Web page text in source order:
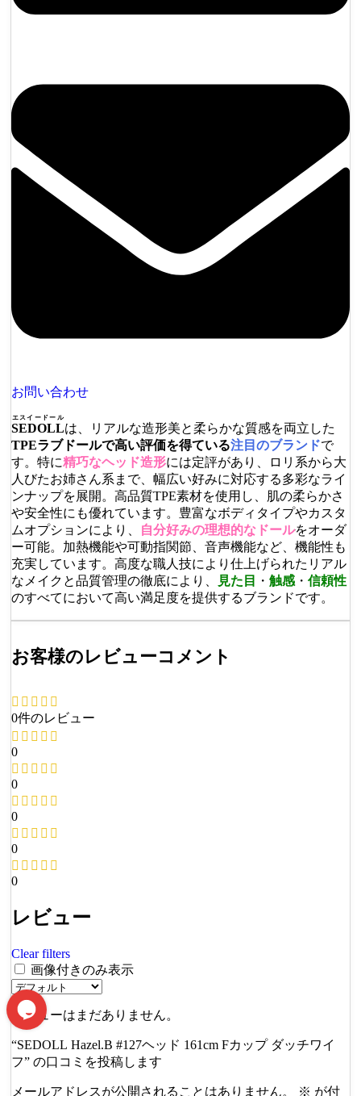
お問い合わせ
SEDOLL
エスイードール
は、リアルな造形美と柔らかな質感を両立した
TPEラブドールで高い評価を得ている注目のブランドで
す。特に精巧なヘッド造形には定評があり、ロリ系から大
人びたお姉さん系まで、幅広い好みに対応する多彩なライ
ンナップを展開。高品質TPE素材を使用し、肌の柔らかさ
や安全性にも優れています。豊富なボディタイプやカスタ
ムオプションにより、
自分好みの理想的なドールをオーダ
ー可能。加熱機能や可動指関節、音声機能など、機能性も
充実しています。高度な職人技により仕上げられたリアル
なメイクと品質管理の徹底により、
見た目 ・ 触感 ・ 信頼性
のすべてにおいて高い満足度を提供するブランドです。
お客様のレビューコメント
0件のレビュー
0
0
0
0
0
レビュー
Clear filters
画像付きのみ表示
レビューはまだありません。
“SEDOLL Hazel.B #127ヘッド 161cm Fカップ ダッチワイ
フ” の口コミを投稿します
メールアドレスが公開されることはありません。 ※ が付